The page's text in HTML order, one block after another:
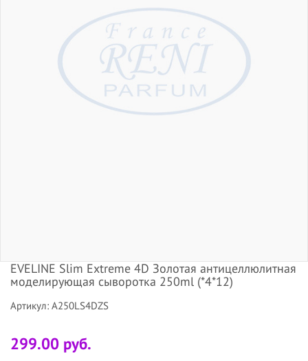
EVELINE Slim Extreme 4D Золотая антицеллюлитная
моделирующая сыворотка 250ml (*4*12)
Артикул: A250LS4DZS
299.00 руб.